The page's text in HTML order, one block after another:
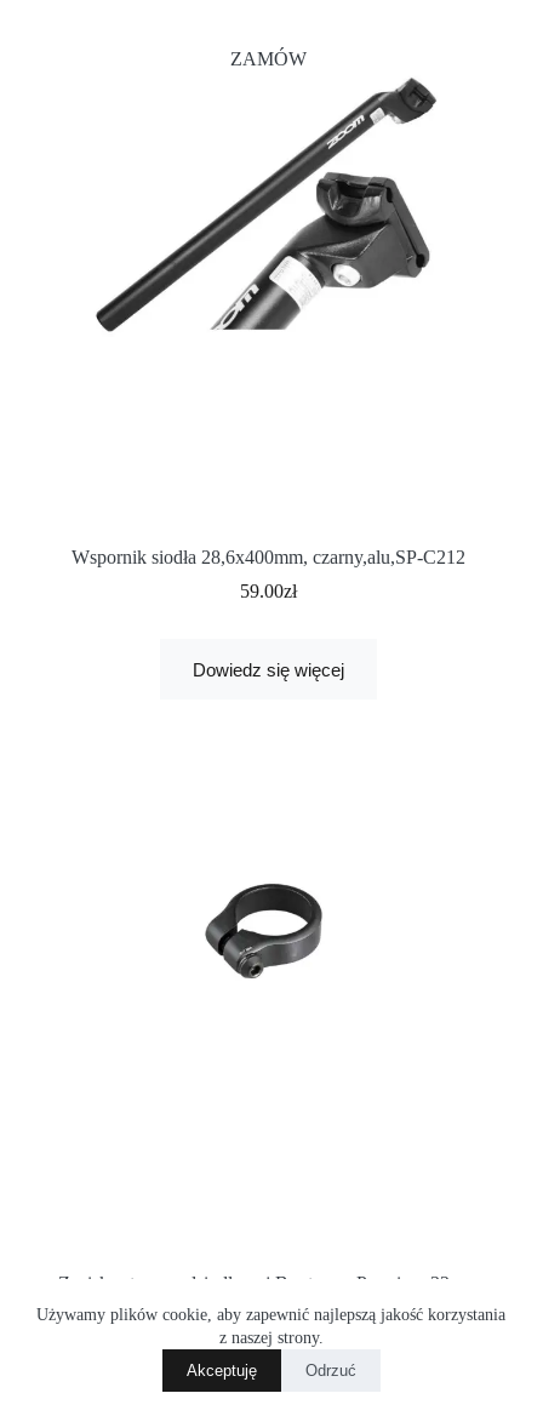
Używamy plików cookie, aby zapewnić najlepszą jakość korzystania
z naszej strony.
Akceptuję
Odrzuć
ZAMÓW
Wspornik siodła 28,6x400mm, czarny,alu,SP-C212
59.00zł
Dowiedz się więcej
Zacisk sztycy podsiodłowej Bontrager Premium 32mm
59.90zł
Dodaj do koszyka